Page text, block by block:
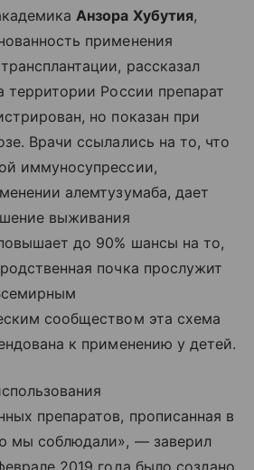
Анзора Хубутия,
применения
рассказал
территории России препарат
но показан при
Врачи ссылались на то, что
иммуносупрессии,
алемтузумаба, дает
выживания
до 90% шансы на то,
почка прослужит
сообществом эта схема
к применению у детей.
препаратов, прописанная в
мы соблюдали», — заверил
2019 года было создано